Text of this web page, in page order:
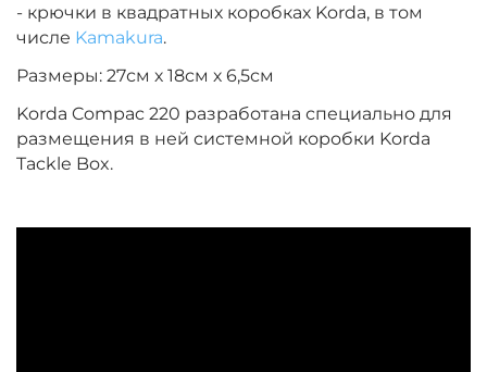
- крючки в квадратных коробках Korda, в том
числе Kamakura.
Размеры: 27см х 18см х 6,5см
Korda Compac 220 разработана специально для
размещения в ней системной коробки Korda
Tackle Box.